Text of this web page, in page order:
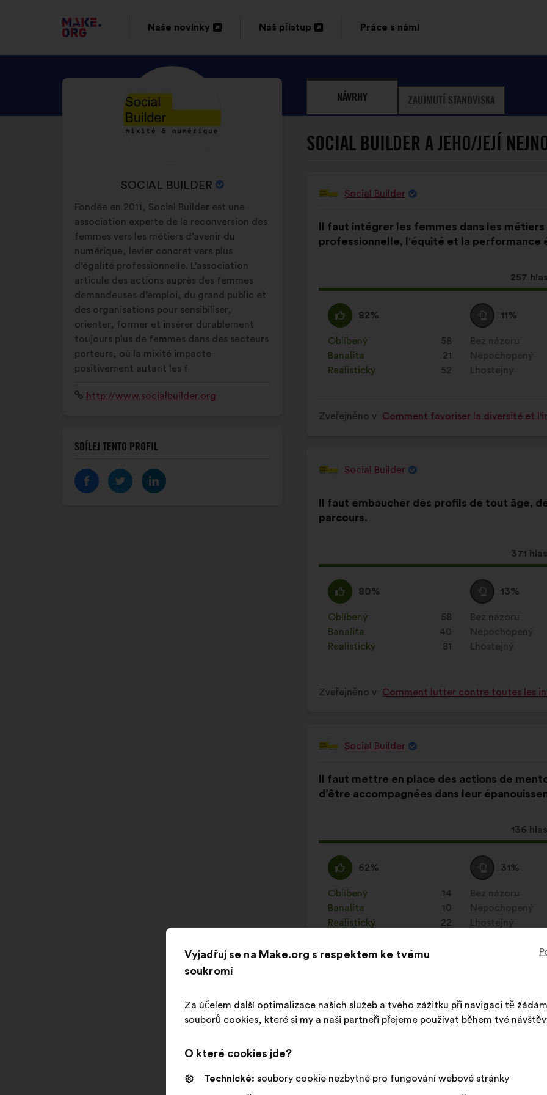
PŘEJÍT
NA
DOMOVSKOU
STRÁNKU
MAKE.ORG
Naše novinky
kartě
Náš přístup
Práce s námi
PROFILEM
NÁZEV
ORGANIZACE:
SOCIAL BUILDER
Fondée en 2011, Social Builder est une
association experte de la reconversion des
femmes vers les métiers d’avenir du
numérique, levier concret vers plus
d’égalité professionnelle. L’association
articule des actions auprès des femmes
demandeuses d’emploi, du grand public et
des organisations pour sensibiliser,
orienter, former et insérer durablement
toujours plus de femmes dans des secteurs
porteurs, où la mixité impacte
positivement autant les f
Internetová
http://www.socialbuilder.org
SDÍLEJ TENTO PROFIL
NÁVRHY ZAUJMUTÍ STANOVISKA
SOCIAL BUILDER A JEHO/JEJÍ
Návrh:
Social Builder
návrhu:
Il faut intégrer les femmes dans les
professionnelle, l'équité et la performance
Tento
návrh
257
distribucí:
Souhlasím
:
82%
Tento
návrh
byl
kvalifikován:
Oblíbený
: 58
krát
Banalita
: 21
krát
Realistický
: 52
krát
Neutrální
hlas
:
11%
Tento
návrh
byl
kvalifikován:
Bez názoru
:krát
Nepochopený
:krát
Lhostejný
krát
Zveřejněno v Comment favoriser la diversité et
Návrh:
Social Builder
návrhu:
Il faut embaucher des profils de tout âge,
parcours.
Tento
návrh
371
distribucí:
Souhlasím
:
80%
Tento
návrh
byl
kvalifikován:
Oblíbený
: 58
krát
Banalita
: 40
krát
Realistický
: 81
krát
Neutrální
hlas
:
13%
Tento
návrh
byl
kvalifikován:
Bez názoru
:krát
Nepochopený
:krát
Lhostejný
krát
Zveřejněno v Comment lutter contre toutes les
Návrh:
Social Builder
návrhu:
Il faut mettre en place des actions de
d’être accompagnées dans leur
Tento
návrh
136
distribucí:
Souhlasím
:
62%
Tento
návrh
byl
kvalifikován:
Oblíbený
: 14
krát
Banalita
: 10
krát
Realistický
: 22
krát
Neutrální
hlas
:
31%
Tento
návrh
byl
kvalifikován:
Bez názoru
:krát
Nepochopený
:krát
Lhostejný
krát
Comment lutter contre toutes les
Návrh:
Social Builder
Il faut créer des offres d’emploi et des
Vyjadřuj se na Make.org s respektem ke tvému
soukromí
Za účelem další optimalizace našich služeb a tvého zážitku při navigaci tě
souborů cookies, které si my a naši partneři přejeme používat během tvé
O které cookies jde?
Technické: soubory cookie nezbytné pro fungování webové stránky